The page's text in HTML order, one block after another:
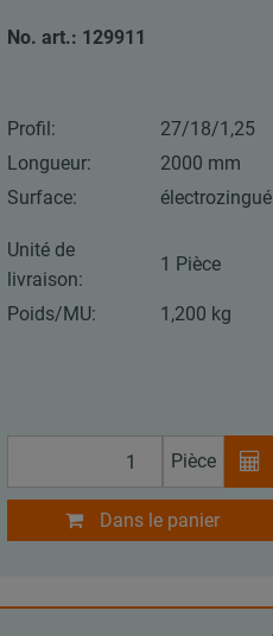
No. art.: 129911
Profil:
27/18/1,25
Longueur:
2000 mm
Surface:
électrozingué
Unité de
livraison:
1 Pièce
Poids/MU: 1,200 kg
Pièce
Dans le panier